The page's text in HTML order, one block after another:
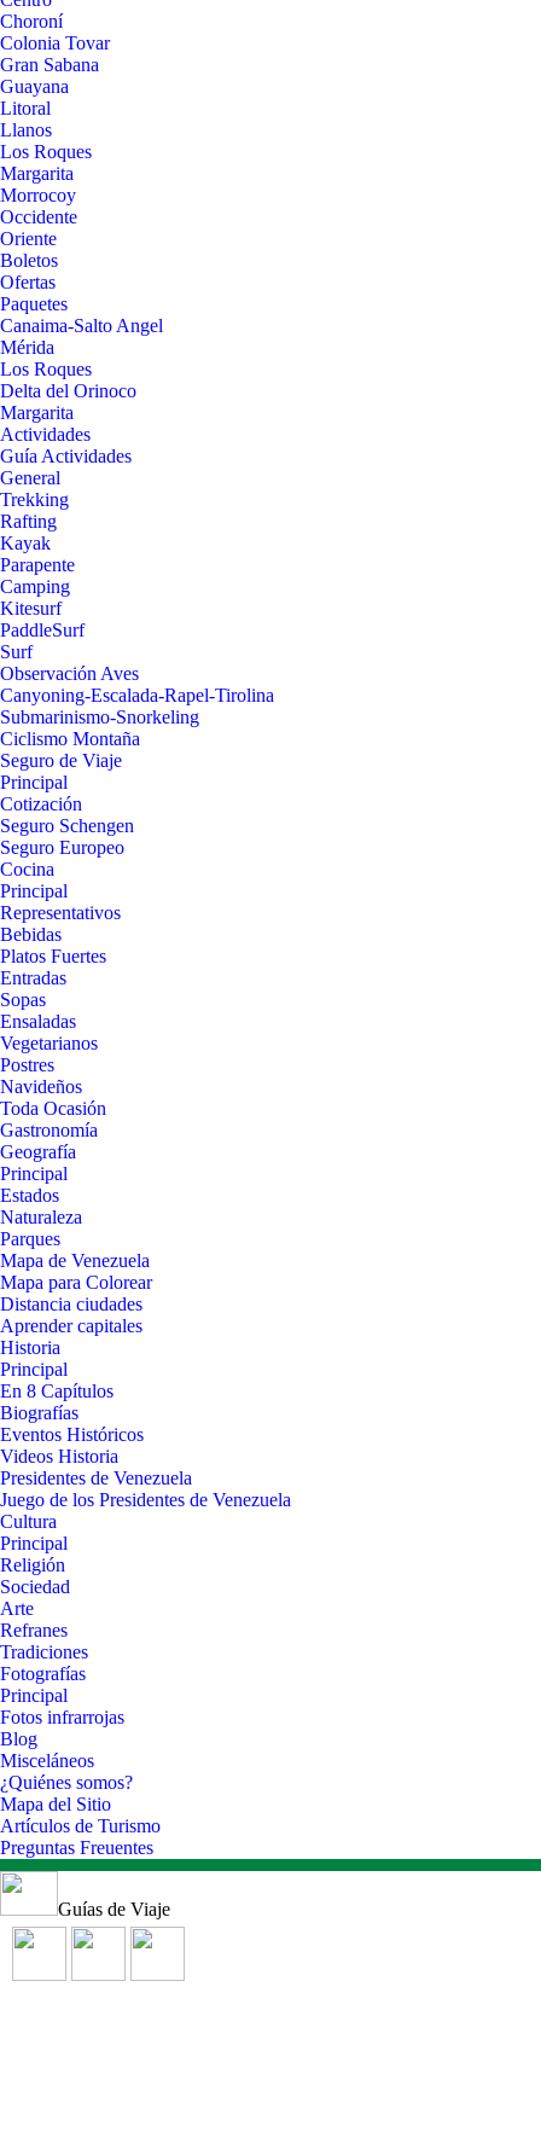
Choroní
Colonia Tovar
Gran Sabana
Guayana
Litoral
Llanos
Los Roques
Margarita
Morrocoy
Occidente
Oriente
Boletos
Ofertas
Paquetes
Canaima-Salto Angel
Mérida
Los Roques
Delta del Orinoco
Margarita
Actividades
Guía Actividades
General
Trekking
Rafting
Kayak
Parapente
Camping
Kitesurf
PaddleSurf
Surf
Observación Aves
Canyoning-Escalada-Rapel-Tirolina
Submarinismo-Snorkeling
Ciclismo Montaña
Seguro de Viaje
Principal
Cotización
Seguro Schengen
Seguro Europeo
Cocina
Principal
Representativos
Bebidas
Platos Fuertes
Entradas
Sopas
Ensaladas
Vegetarianos
Postres
Navideños
Toda Ocasión
Gastronomía
Geografía
Principal
Estados
Naturaleza
Parques
Mapa de Venezuela
Mapa para Colorear
Distancia ciudades
Aprender capitales
Historia
Principal
En 8 Capítulos
Biografías
Eventos Históricos
Videos Historia
Presidentes de Venezuela
Juego de los Presidentes de Venezuela
Cultura
Principal
Religión
Sociedad
Arte
Refranes
Tradiciones
Fotografías
Principal
Fotos infrarrojas
Blog
Misceláneos
¿Quiénes somos?
Mapa del Sitio
Artículos de Turismo
Preguntas Freuentes
Guías de Viaje